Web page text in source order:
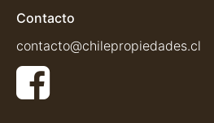
Contacto
contacto@chilepropiedades.cl